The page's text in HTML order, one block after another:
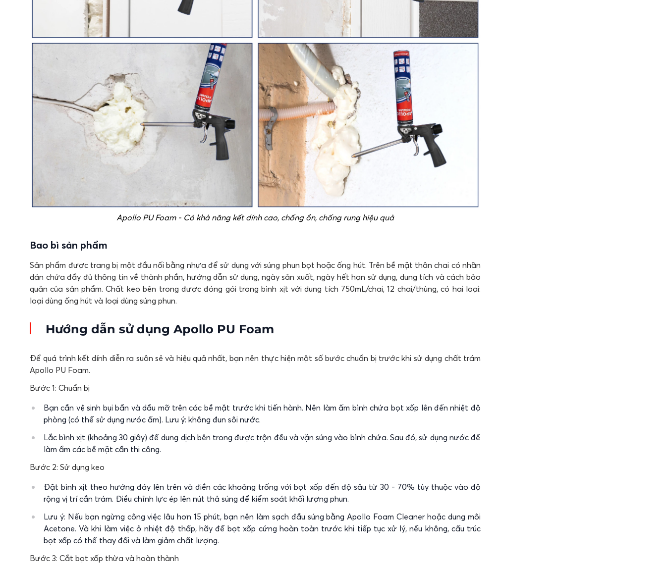
Apollo PU Foam - Có khả năng kết dính cao, chống ồn, chống rung hiệu quả
Bao bì sản phẩm
Sản phẩm được trang bị một đầu nối bằng nhựa để sử dụng với súng phun bọt hoặc ống hút. Trên bề mặt thân chai có nhãn
dán chứa đầy đủ thông tin về thành phần, hướng dẫn sử dụng, ngày sản xuất, ngày hết hạn sử dụng, dung tích và cách bảo
quản của sản phẩm. Chất keo bên trong được đóng gói trong bình xịt với dung tích 750mL/chai, 12 chai/thùng, có hai loại:
loại dùng ống hút và loại dùng súng phun.
Hướng dẫn sử dụng Apollo PU Foam
Để quá trình kết dính diễn ra suôn sẻ và hiệu quả nhất, bạn nên thực hiện một số bước chuẩn bị trước khi sử dụng chất trám
Apollo PU Foam.
Bước 1: Chuẩn bị
Bạn cần vệ sinh bụi bẩn và dầu mỡ trên các bề mặt trước khi tiến hành. Nên làm ấm bình chứa bọt xốp lên đến nhiệt độ
phòng (có thể sử dụng nước ấm). Lưu ý: không đun sôi nước.
Lắc bình xịt (khoảng 30 giây) để dung dịch bên trong được trộn đều và vặn súng vào bình chứa. Sau đó, sử dụng nước để
làm ẩm các bề mặt cần thi công.
Bước 2: Sử dụng keo
Đặt bình xịt theo hướng đáy lên trên và điền các khoảng trống với bọt xốp đến độ sâu từ 30 - 70% tùy thuộc vào độ
rộng vị trí cần trám. Điều chỉnh lực ép lên nút thả súng để kiểm soát khối lượng phun.
Lưu ý: Nếu bạn ngừng công việc lâu hơn 15 phút, bạn nên làm sạch đầu súng bằng Apollo Foam Cleaner hoặc dung môi
Acetone. Và khi làm việc ở nhiệt độ thấp, hãy để bọt xốp cứng hoàn toàn trước khi tiếp tục xử lý, nếu không, cấu trúc
bọt xốp có thể thay đổi và làm giảm chất lượng.
Bước 3: Cắt bọt xốp thừa và hoàn thành